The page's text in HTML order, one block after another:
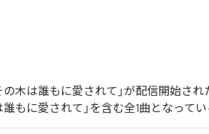
の木は誰もに愛されて」が配信開始さ
もに愛されて」を含む全1曲となってい